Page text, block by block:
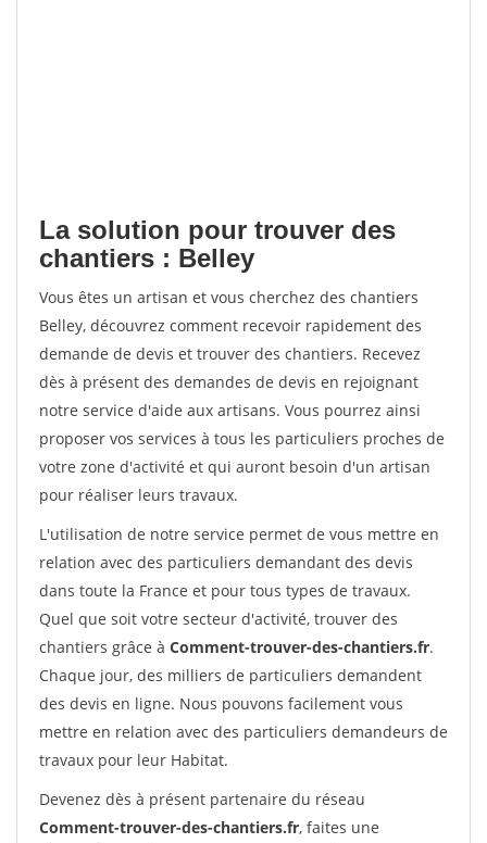
La solution pour trouver des
chantiers : Belley
Vous êtes un artisan et vous cherchez des chantiers
Belley, découvrez comment recevoir rapidement des
demande de devis et trouver des chantiers. Recevez
dès à présent des demandes de devis en rejoignant
notre service d'aide aux artisans. Vous pourrez ainsi
proposer vos services à tous les particuliers proches de
votre zone d'activité et qui auront besoin d'un artisan
pour réaliser leurs travaux.
L'utilisation de notre service permet de vous mettre en
relation avec des particuliers demandant des devis
dans toute la France et pour tous types de travaux.
Quel que soit votre secteur d'activité, trouver des
chantiers grâce à Comment-trouver-des-chantiers.fr.
Chaque jour, des milliers de particuliers demandent
des devis en ligne. Nous pouvons facilement vous
mettre en relation avec des particuliers demandeurs de
travaux pour leur Habitat.
Devenez dès à présent partenaire du réseau
Comment-trouver-des-chantiers.fr, faites une